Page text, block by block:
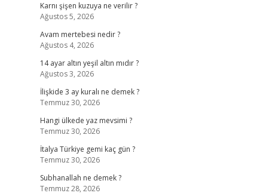
Karnı şişen kuzuya ne verilir ?
Ağustos 5, 2026
Avam mertebesi nedir ?
Ağustos 4, 2026
14 ayar altın yeşil altın mıdır ?
Ağustos 3, 2026
İlişkide 3 ay kuralı ne demek ?
Temmuz 30, 2026
Hangi ülkede yaz mevsimi ?
Temmuz 30, 2026
İtalya Türkiye gemi kaç gün ?
Temmuz 30, 2026
Subhanallah ne demek ?
Temmuz 28, 2026